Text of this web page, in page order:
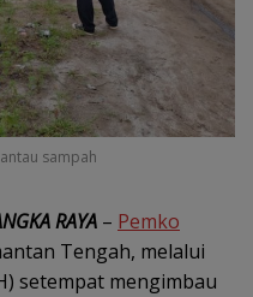
sampah
RAYA – Pemko
Tengah, melalui
setempat mengimbau